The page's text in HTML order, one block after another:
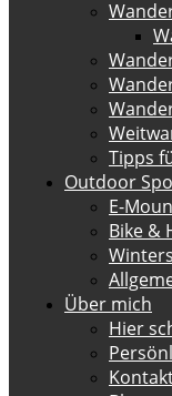
Tipps
Outdoor
E-
Bike &
Über mich
Hier